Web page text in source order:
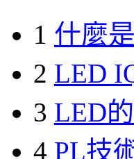
1 什麼
2 LED
3 LED
4 PL技